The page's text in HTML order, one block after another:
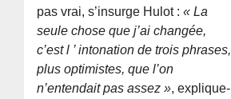
pas vrai, s’insurge Hulot :« La
seule chose que j’ai changée,
c’est l ’ intonation de trois phrases,
plus optimistes, que l’on
n’entendait pas assez », explique-